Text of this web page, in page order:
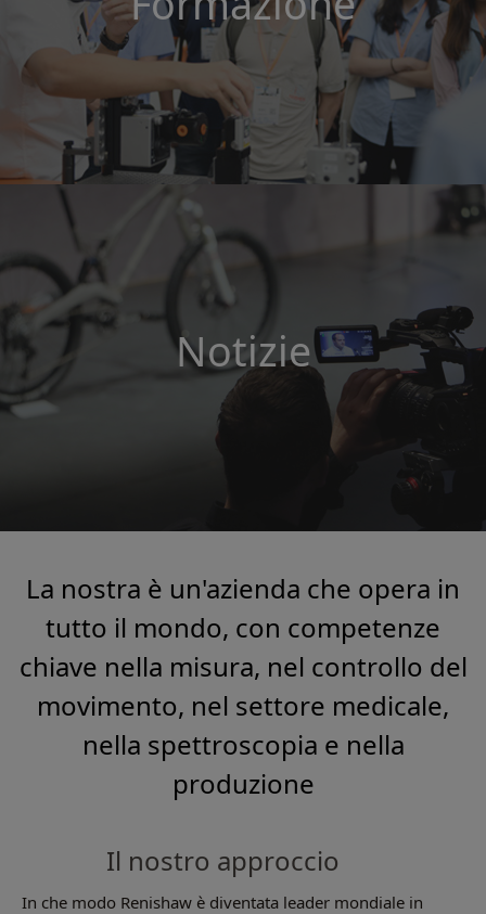
Notizie
La nostra è un'azienda che opera in
tutto il mondo, con competenze
chiave nella misura, nel controllo del
movimento, nel settore medicale,
nella spettroscopia e nella
produzione
Il nostro approccio
In che modo Renishaw è diventata leader mondiale in